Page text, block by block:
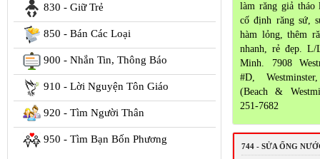
830 - Giữ Trẻ
850 - Bán Các Loại
900 - Nhắn Tin, Thông Báo
910 - Lời Nguyện Tôn Giáo
920 - Tìm Người Thân
950 - Tìm Bạn Bốn Phương
làm răng giả tháo
cố định răng sứ,
hàm lỏng, thêm
nhanh, rẻ đẹp.
Minh. 7908
#D,
(Beach &
251-7682
744 - SỬA ỐNG